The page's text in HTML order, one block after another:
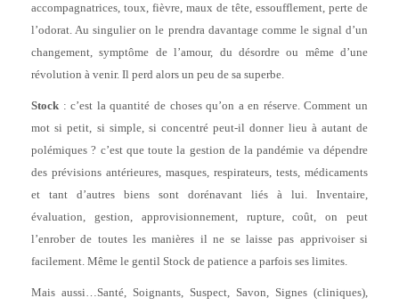
accompagnatrices, toux, fièvre, maux de tête, essoufflement, perte de
l’odorat. Au singulier on le prendra davantage comme le signal d’un
changement, symptôme de l’amour, du désordre ou même d’une
révolution à venir. Il perd alors un peu de sa superbe.
Stock : c’est la quantité de choses qu’on a en réserve. Comment un
mot si petit, si simple, si concentré peut-il donner lieu à autant de
polémiques ? c’est que toute la gestion de la pandémie va dépendre
des prévisions antérieures, masques, respirateurs, tests, médicaments
et tant d’autres biens sont dorénavant liés à lui. Inventaire,
évaluation, gestion, approvisionnement, rupture, coût, on peut
l’enrober de toutes les manières il ne se laisse pas apprivoiser si
facilement. Même le gentil Stock de patience a parfois ses limites.
Mais aussi…Santé, Soignants, Suspect, Savon, Signes (cliniques),